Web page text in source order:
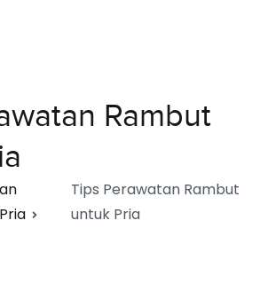
Rambut
Tips Perawatan Rambut
untuk Pria